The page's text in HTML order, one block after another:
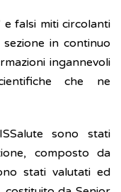
falsi miti circolanti
in continuo
ingannevoli
che ne
sono stati
composto da
stati valutati ed